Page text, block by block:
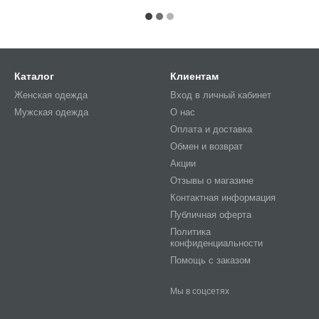
Каталог
Женская одежда
Мужская одежда
Клиентам
Вход в личный кабинет
О нас
Оплата и доставка
Обмен и возврат
Акции
Отзывы о магазине
Контактная информация
Публичная оферта
Политика
конфиденциальности
Помощь с заказом
Мы в соцсетях